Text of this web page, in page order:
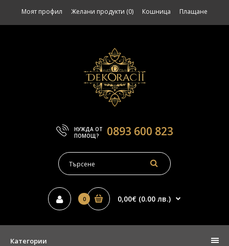
Моят профил Желани продукти (0) Кошница Плащане
НУЖДА ОТ
ПОМОЩ?
0893 600 823
0 0,00€ (0.00 лв.)
Категории